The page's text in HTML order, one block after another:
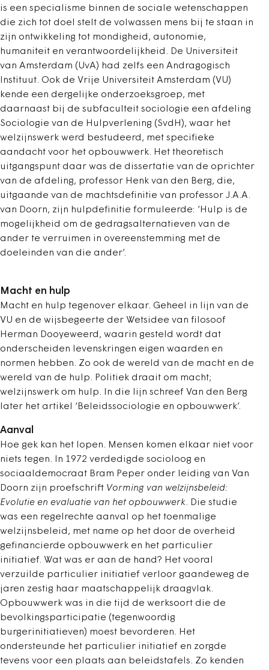
is een specialisme binnen de sociale wetenschappen
die zich tot doel stelt de volwassen mens bij te staan in
zijn ontwikkeling tot mondigheid, autonomie,
humaniteit en verantwoordelijkheid. De Universiteit
van Amsterdam (UvA) had zelfs een Andragogisch
Instituut. Ook de Vrije Universiteit Amsterdam (VU)
kende een dergelijke onderzoeksgroep, met
daarnaast bij de subfaculteit sociologie een afdeling
Sociologie van de Hulpverlening (SvdH), waar het
welzijnswerk werd bestudeerd, met specifieke
aandacht voor het opbouwwerk. Het theoretisch
uitgangspunt daar was de dissertatie van de oprichter
van de afdeling, professor Henk van den Berg, die,
uitgaande van de machtsdefinitie van professor J.A.A.
van Doorn, zijn hulpdefinitie formuleerde: ‘Hulp is de
mogelijkheid om de gedragsalternatieven van de
ander te verruimen in overeenstemming met de
doeleinden van die ander’.
Macht en hulp
Macht en hulp tegenover elkaar. Geheel in lijn van de
VU en de wijsbegeerte der Wetsidee van filosoof
Herman Dooyeweerd, waarin gesteld wordt dat
onderscheiden levenskringen eigen waarden en
normen hebben. Zo ook de wereld van de macht en de
wereld van de hulp. Politiek draait om macht;
welzijnswerk om hulp. In die lijn schreef Van den Berg
later het artikel ‘Beleidssociologie en opbouwwerk’.
Aanval
Hoe gek kan het lopen. Mensen komen elkaar niet voor
niets tegen. In 1972 verdedigde socioloog en
sociaaldemocraat Bram Peper onder leiding van Van
Doorn zijn proefschrift Vorming van welzijnsbeleid:
Evolutie en evaluatie van het opbouwwerk. Die studie
was een regelrechte aanval op het toenmalige
welzijnsbeleid, met name op het door de overheid
gefinancierde opbouwwerk en het particulier
initiatief. Wat was er aan de hand? Het vooral
verzuilde particulier initiatief verloor gaandeweg de
jaren zestig haar maatschappelijk draagvlak.
Opbouwwerk was in die tijd de werksoort die de
bevolkingsparticipatie (tegenwoordig
burgerinitiatieven) moest bevorderen. Het
ondersteunde het particulier initiatief en zorgde
tevens voor een plaats aan beleidstafels. Zo kenden